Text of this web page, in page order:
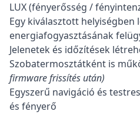
LUX (fényerősség /
Egy kiválasztott helyiségben
energiafogyasztásának
Jelenetek és időzítések
Szobatermosztátként is
firmware frissítés után)
Egyszerű navigáció és
és fényerő